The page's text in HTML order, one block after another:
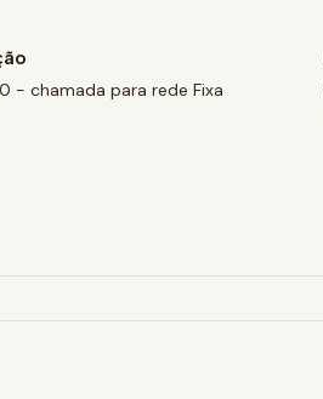
- chamada para rede Fixa